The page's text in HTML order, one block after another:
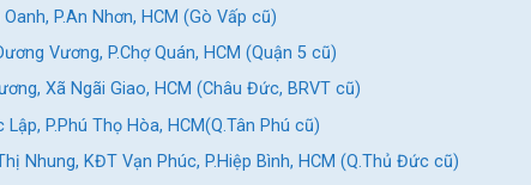
P.An Nhơn, HCM (Gò Vấp cũ)
Vương, P.Chợ Quán, HCM (Quận 5 cũ)
Xã Ngãi Giao, HCM (Châu Đức, BRVT cũ)
P.Phú Thọ Hòa, HCM(Q.Tân Phú cũ)
Nhung, KĐT Vạn Phúc, P.Hiệp Bình, HCM (Q.Thủ Đức cũ)